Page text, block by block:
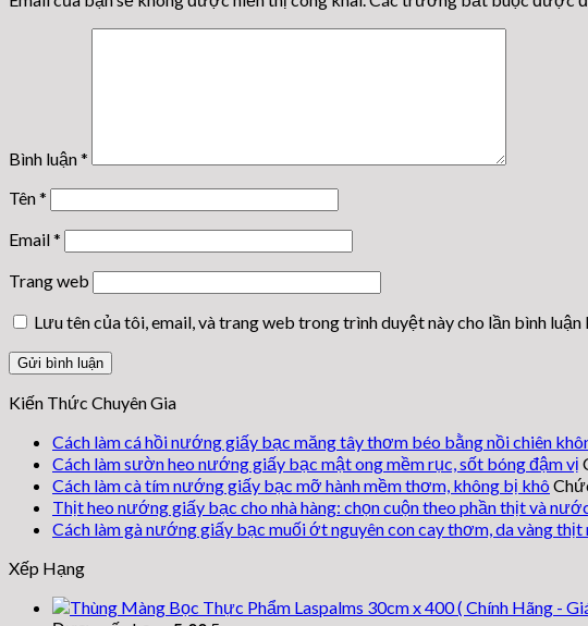
Bình luận*
Tên*
Email*
Trang web
Lưu tên của tôi, email, và trang web trong trình duyệt này cho lần bình
Kiến Thức Chuyên Gia
Cách làm cá hồi nướng giấy bạc măng tây thơm béo bằng nồi chiên
Cách làm sườn heo nướng giấy bạc mật ong mềm rục, sốt bóng đậm vị
Cách làm cà tím nướng giấy bạc mỡ hành mềm thơm, không bị khô
Thịt heo nướng giấy bạc cho nhà hàng: chọn cuộn theo phần thịt và
Cách làm gà nướng giấy bạc muối ớt nguyên con cay thơm, da vàng thịt
Xếp Hạng